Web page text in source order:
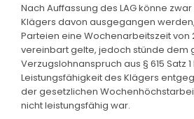
Nach Auffassung des LAG könne
Klägers davon ausgegangen
Parteien eine Wochenarbeitszeit von
vereinbart gelte, jedoch stünde dem
Verzugslohnanspruch aus § 615 Satz
Leistungsfähigkeit des Klägers
der gesetzlichen
nicht leistungsfähig war.